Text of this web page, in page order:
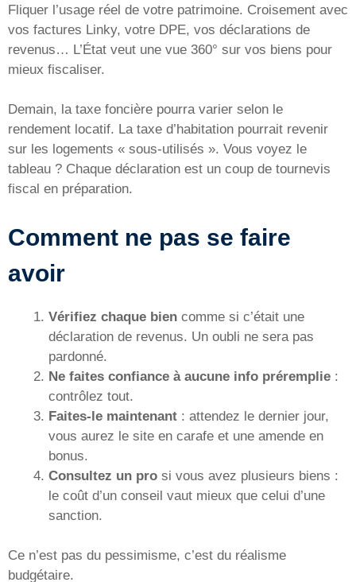
Fliquer l’usage réel de votre patrimoine. Croisement avec
vos factures Linky, votre DPE, vos déclarations de
revenus… L’État veut une vue 360° sur vos biens pour
mieux fiscaliser.
Demain, la taxe foncière pourra varier selon le
rendement locatif. La taxe d’habitation pourrait revenir
sur les logements « sous-utilisés ». Vous voyez le
tableau ? Chaque déclaration est un coup de tournevis
fiscal en préparation.
Comment ne pas se faire
avoir
Vérifiez chaque bien comme si c’était une
déclaration de revenus. Un oubli ne sera pas
pardonné.
Ne faites confiance à aucune info préremplie :
contrôlez tout.
Faites-le maintenant : attendez le dernier jour,
vous aurez le site en carafe et une amende en
bonus.
Consultez un pro si vous avez plusieurs biens :
le coût d’un conseil vaut mieux que celui d’une
sanction.
Ce n’est pas du pessimisme, c’est du réalisme
budgétaire.